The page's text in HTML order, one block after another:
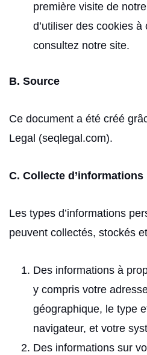
première visite de
d’utiliser des cookies
consultez notre site.
B. Source
Ce document a été créé
Legal (seqlegal.com).
C. Collecte
Les types d’informations
peuvent collectés, stockés
Des informations à
y compris votre
géographique, le type
navigateur, et votre
Des informations sur